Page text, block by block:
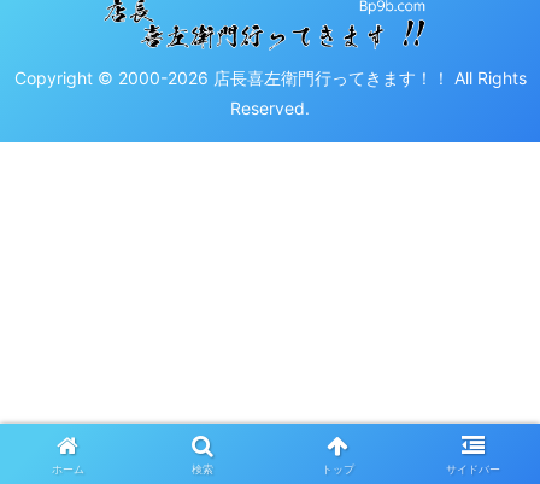
Copyright © 2000-2026 店長喜左衛門行ってきます！！ All Rights
Reserved.
ホーム 検索 トップ サイドバー